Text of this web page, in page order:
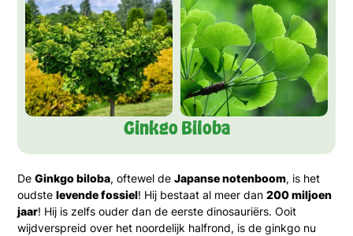
Ginkgo Biloba
De Ginkgo biloba, oftewel de Japanse notenboom, is het
oudste levende fossiel! Hij bestaat al meer dan 200 miljoen
jaar! Hij is zelfs ouder dan de eerste dinosauriërs. Ooit
wijdverspreid over het noordelijk halfrond, is de ginkgo nu